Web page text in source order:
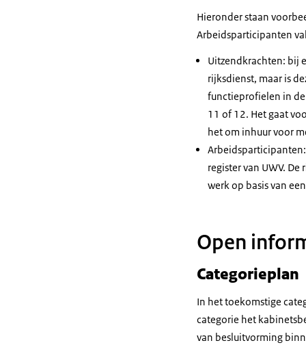
Hieronder staan
Arbeidsparticipanten
Uitzendkrachten: bij
rijksdienst, maar is
functieprofielen in de
11 of 12. Het gaat
het om inhuur voor
register van UWV.
werk op basis van
Open
Categorieplan
In het toekomstige
categorie het
van besluitvorming